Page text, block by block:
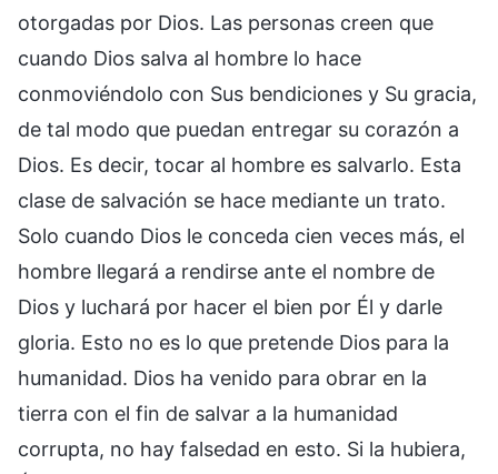
otorgadas por Dios. Las personas creen que
cuando Dios salva al hombre lo hace
conmoviéndolo con Sus bendiciones y Su gracia,
de tal modo que puedan entregar su corazón a
Dios. Es decir, tocar al hombre es salvarlo. Esta
clase de salvación se hace mediante un trato.
Solo cuando Dios le conceda cien veces más, el
hombre llegará a rendirse ante el nombre de
Dios y luchará por hacer el bien por Él y darle
gloria. Esto no es lo que pretende Dios para la
humanidad. Dios ha venido para obrar en la
tierra con el fin de salvar a la humanidad
corrupta, no hay falsedad en esto. Si la hubiera,